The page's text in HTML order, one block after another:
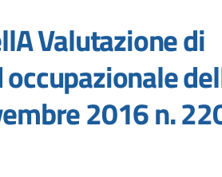
Valutazione di
2016 n.